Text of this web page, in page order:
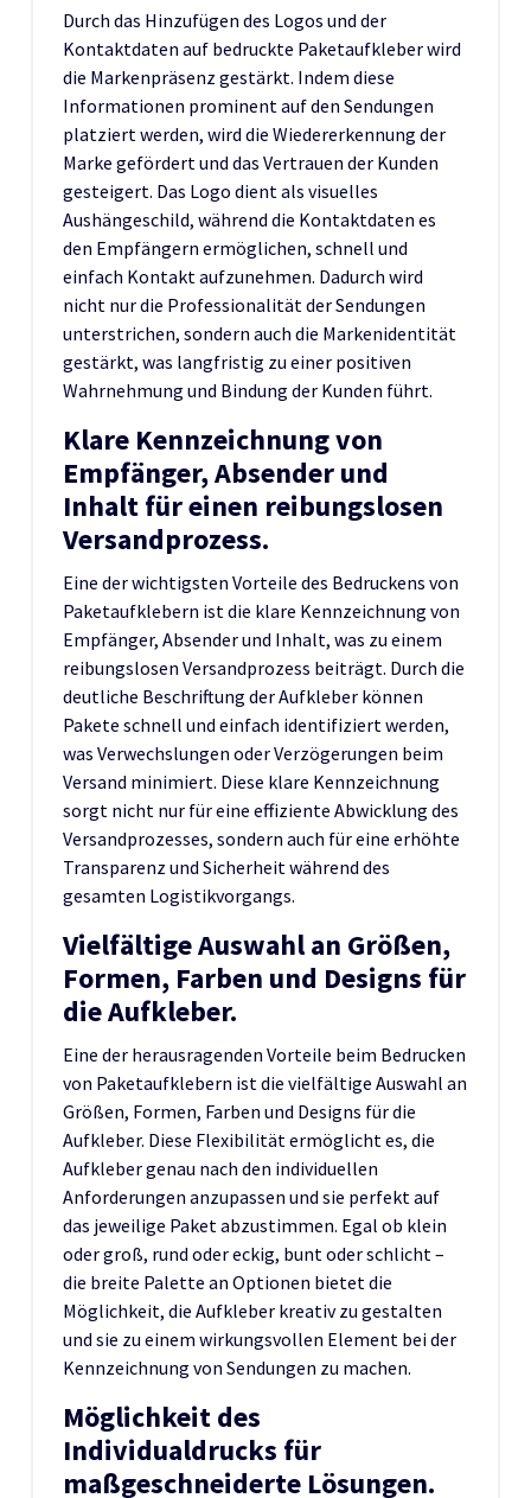
Durch das Hinzufügen des Logos und der
Kontaktdaten auf bedruckte Paketaufkleber wird
die Markenpräsenz gestärkt. Indem diese
Informationen prominent auf den Sendungen
platziert werden, wird die Wiedererkennung der
Marke gefördert und das Vertrauen der Kunden
gesteigert. Das Logo dient als visuelles
Aushängeschild, während die Kontaktdaten es
den Empfängern ermöglichen, schnell und
einfach Kontakt aufzunehmen. Dadurch wird
nicht nur die Professionalität der Sendungen
unterstrichen, sondern auch die Markenidentität
gestärkt, was langfristig zu einer positiven
Wahrnehmung und Bindung der Kunden führt.
Klare Kennzeichnung von
Empfänger, Absender und
Inhalt für einen reibungslosen
Versandprozess.
Eine der wichtigsten Vorteile des Bedruckens von
Paketaufklebern ist die klare Kennzeichnung von
Empfänger, Absender und Inhalt, was zu einem
reibungslosen Versandprozess beiträgt. Durch die
deutliche Beschriftung der Aufkleber können
Pakete schnell und einfach identifiziert werden,
was Verwechslungen oder Verzögerungen beim
Versand minimiert. Diese klare Kennzeichnung
sorgt nicht nur für eine effiziente Abwicklung des
Versandprozesses, sondern auch für eine erhöhte
Transparenz und Sicherheit während des
gesamten Logistikvorgangs.
Vielfältige Auswahl an Größen,
Formen, Farben und Designs für
die Aufkleber.
Eine der herausragenden Vorteile beim Bedrucken
von Paketaufklebern ist die vielfältige Auswahl an
Größen, Formen, Farben und Designs für die
Aufkleber. Diese Flexibilität ermöglicht es, die
Aufkleber genau nach den individuellen
Anforderungen anzupassen und sie perfekt auf
das jeweilige Paket abzustimmen. Egal ob klein
oder groß, rund oder eckig, bunt oder schlicht –
die breite Palette an Optionen bietet die
Möglichkeit, die Aufkleber kreativ zu gestalten
und sie zu einem wirkungsvollen Element bei der
Kennzeichnung von Sendungen zu machen.
Möglichkeit des
Individualdrucks für
maßgeschneiderte Lösungen.